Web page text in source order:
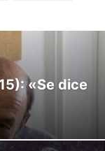
BASE
DE FÚTBOL
«Se dice